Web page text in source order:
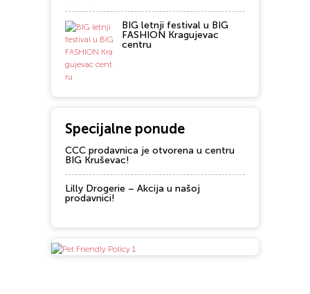
BIG letnji festival u BIG
FASHION Kragujevac
centru
Specijalne ponude
CCC prodavnica je otvorena u centru
BIG Kruševac!
Lilly Drogerie – Akcija u našoj
prodavnici!